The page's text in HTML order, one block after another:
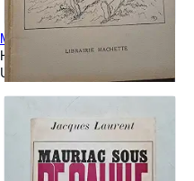
Michael chien de cirque
Hardcover
Used